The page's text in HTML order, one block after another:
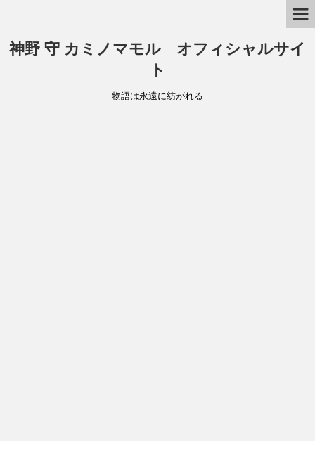
神野 守 カミノマモル オフィシャルサイ
ト
物語は永遠に紡がれる